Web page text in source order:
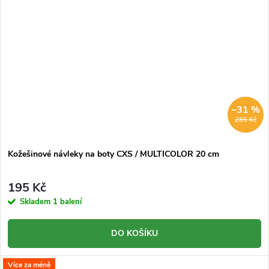
285 Kč
–31 %
Kožešinové návleky na boty CXS / MULTICOLOR 20 cm
195 Kč
Skladem 1 balení
DO KOŠÍKU
Více za méně